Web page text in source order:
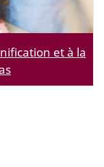
et à la